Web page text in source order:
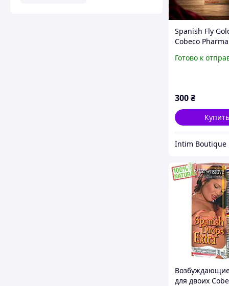
Spanish Fly
Cobeco
Готово к
300₴
Купить
Intim Boutique
для двоих